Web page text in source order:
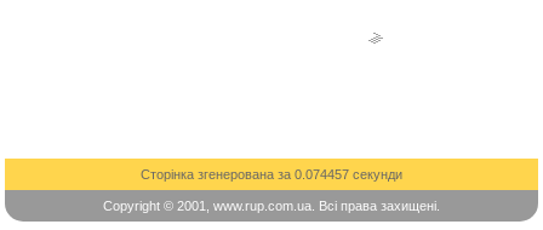
Сторінка згенерована за 0.074457 секунди
Copyright © 2001, www.rup.com.ua. Всі права захищені.